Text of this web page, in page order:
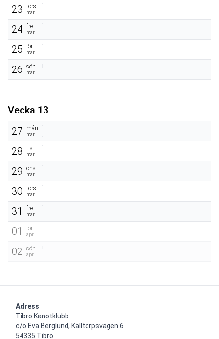
23 tors
mar.
24 fre
mar.
25 lör
mar.
26 sön
mar.
Vecka 13
27
mån
mar.
28 tis
mar.
29 ons
mar.
30 tors
mar.
31 fre
mar.
01 lör
apr.
02 sön
apr.
Adress
Tibro Kanotklubb
c/o Eva Berglund, Källtorpsvägen 6
54335 Tibro